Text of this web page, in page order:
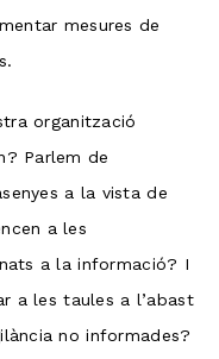
mesures de
organització
Parlem de
a la vista de
a les
a la informació? I
a les taules a l’abast
no informades?